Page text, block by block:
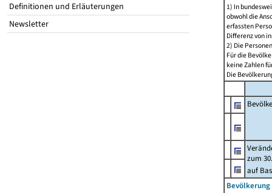
Definitionen und Erläuterungen
Newsletter
1) In
obwohl die
erfassten
Differenz von
2) Die
Für die
keine Zahlen
Die
zum
auf
Bevölkerung